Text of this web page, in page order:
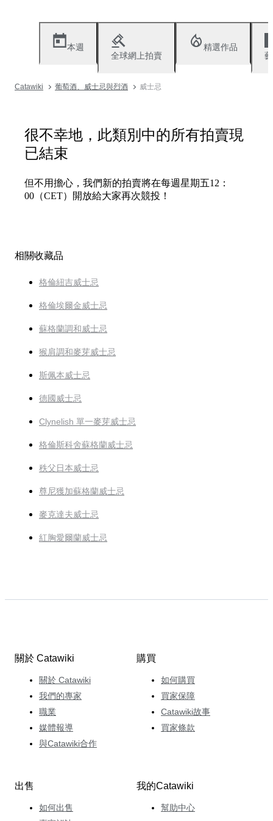
本週
全球網上拍賣
精選作品
Catawiki 葡萄酒、威士忌與烈酒 威士忌
很不幸地，此類別中的所有拍賣現
已結束
但不用擔心，我們新的拍賣將在每週星期五12：
00（CET）開放給大家再次競投！
相關收藏品
格倫紐吉威士忌
格倫埃爾金威士忌
蘇格蘭調和威士忌
猴肩調和麥芽威士忌
斯佩本威士忌
德國威士忌
Clynelish 單一麥芽威士忌
格倫斯科舍蘇格蘭威士忌
秩父日本威士忌
尊尼獲加蘇格蘭威士忌
麥克達夫威士忌
紅胸愛爾蘭威士忌
關於 Catawiki
關於 Catawiki
我們的專家
職業
媒體報導
與Catawiki合作
購買
如何購買
買家保障
Catawiki故事
買家條款
出售
如何出售
我的Catawiki
幫助中心